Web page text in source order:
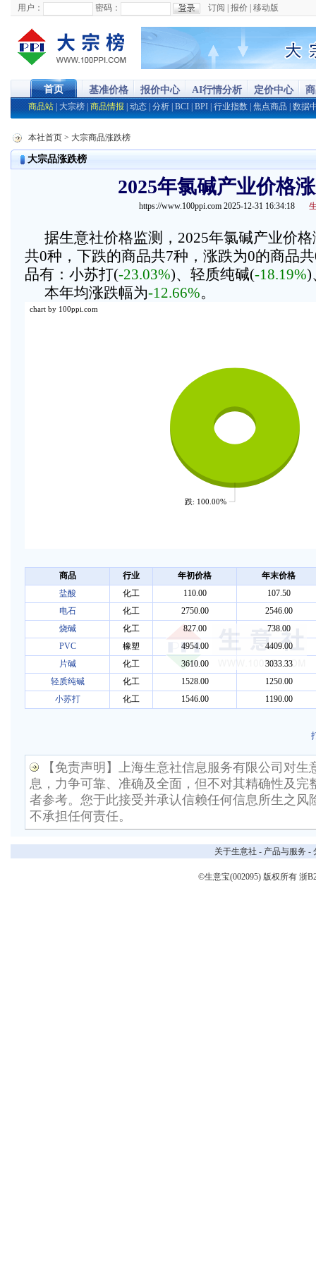
用户： 密码： 订阅 报价 移动版
首页 基准价格 报价中心 AI行情分析 定价中心
商品站 大宗榜 商品情报 动态 分析 BCI BPI 行业指数 焦点商品 数据
本社首页 > 大宗商品涨跌榜
大宗品涨跌榜
2025年氯碱产业价格
https://www.100ppi.com 2025-12-31 16:34:18
据生意社价格监测，2025年氯碱产业价
共0种，下跌的商品共7种，涨跌为0的商品
品有：小苏打(-23.03%)、轻质纯碱(-18.19%)
本年均涨跌幅为-12.66%。
跌: 100.00%
chart by 100ppi.com
商品 行业 年初价格
年末价格
盐酸
化工 110.00
107.50
电石
化工 2750.00
2546.00
烧碱
化工 827.00
738.00
PVC
橡塑 4954.00
4409.00
片碱
化工 3610.00
3033.33
轻质纯碱
化工 1528.00
1250.00
小苏打
化工 1546.00 1190.00
【免责声明】上海生意社信息服务有限公司对生
息，力争可靠、准确及全面，但不对其精确性及完
者参考。您于此接受并承认信赖任何信息所生之风
不承担任何责任。
关于生意社 - 产品与服务 -
©生意宝(002095) 版权所有 浙